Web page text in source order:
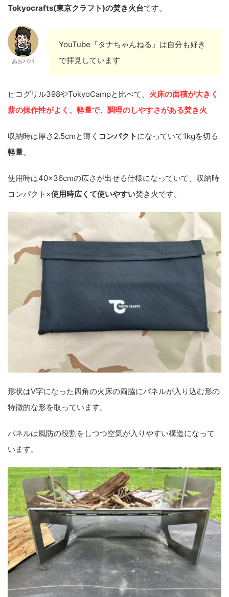
Tokyocrafts(東京クラフト)の焚き火台です。
あおパパ
YouTube『タナちゃんねる』は自分も好き
で拝見しています
ピコグリル398やTokyoCampと比べて、 火床の面積が大きく
薪の操作性がよく、軽量で、調理のしやすさがある焚き火
収納時は厚さ2.5cmと薄く コンパクト になっていて1kgを切る
軽量。
使用時は40×36cmの広さが出せる仕様になっていて、収納時
コンパクト×使用時広くて使いやすい焚き火です。
形状はV字になった四角の火床の両脇にパネルが入り込む形の
特徴的な形を取っています。
パネルは風防の役割をしつつ空気が入りやすい構造になって
います。